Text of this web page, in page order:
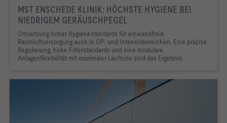
MST ENSCHEDE KLINIK: HÖCHSTE HYGIENE BEI
NIEDRIGEM GERÄUSCHPEGEL
Umsetzung hoher Hygienestandards für einwandfreie
Raumluftversorgung auch in OP- und Intensivbereichen. Eine präzise
Regulierung, hohe Filterstandards und eine modulare
Anlagenflexibilität mit maximaler Laufruhe sind das Ergebnis.